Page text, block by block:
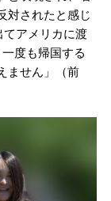
対されたと感じ
てアメリカに渡
度も帰国する
ません」（前